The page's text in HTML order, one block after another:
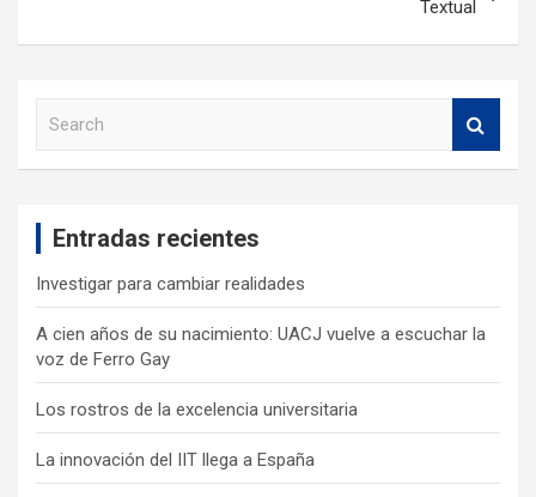
Textual
Entradas recientes
Investigar para cambiar realidades
A cien años de su nacimiento: UACJ vuelve a escuchar la
voz de Ferro Gay
Los rostros de la excelencia universitaria
La innovación del IIT llega a España